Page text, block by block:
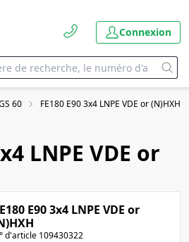
Connexion
60 FE180 E90 3x4 LNPE VDE or (N)HXH
LNPE VDE or
E90 3x4 LNPE VDE or
d'article 109430322